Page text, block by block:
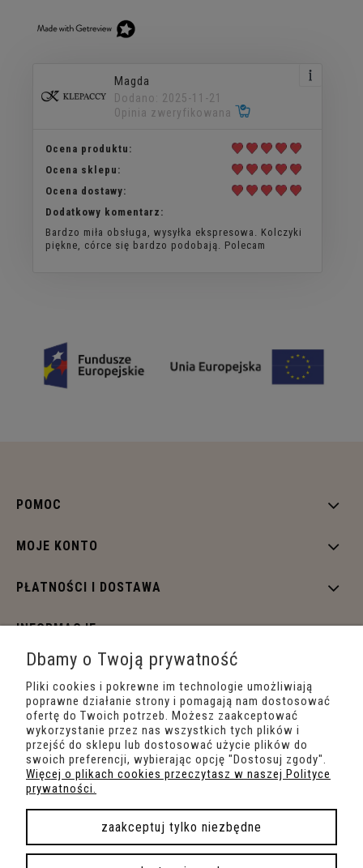
Magda
Dodano: 2025-11-21
Opinia zweryfikowana
Ocena produktu:
Ocena sklepu:
Ocena dostawy:
Dodatkowy komentarz:
Bardzo miła obsługa, wysyłka ekspresowa. Kolczyki
piękne, córce się bardzo podobają. Polecam
POMOC
MOJE KONTO
PŁATNOŚCI I DOSTAWA
INFORMACJE
O NAS
pokaż pełną wersję strony
Dbamy o Twoją prywatność
Pliki cookies i pokrewne im technologie umożliwiają
poprawne działanie strony i pomagają nam dostosować
ofertę do Twoich potrzeb. Możesz zaakceptować
wykorzystanie przez nas wszystkich tych plików i
przejść do sklepu lub dostosować użycie plików do
swoich preferencji, wybierając opcję "Dostosuj zgody".
Więcej o plikach cookies przeczytasz w naszej Polityce
prywatności.
zaakceptuj tylko niezbędne